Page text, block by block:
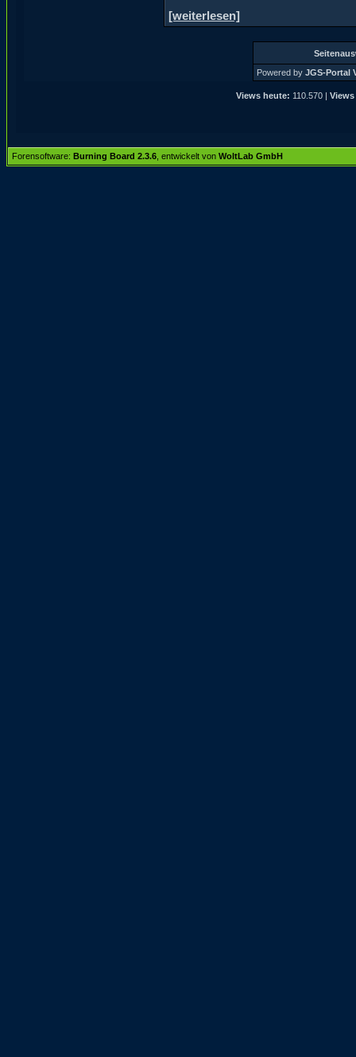
[weiterlesen]
Powered by JGS-Portal
Views heute: 110.570 |
Forensoftware: Burning Board 2.3.6 , entwickelt von WoltLab GmbH